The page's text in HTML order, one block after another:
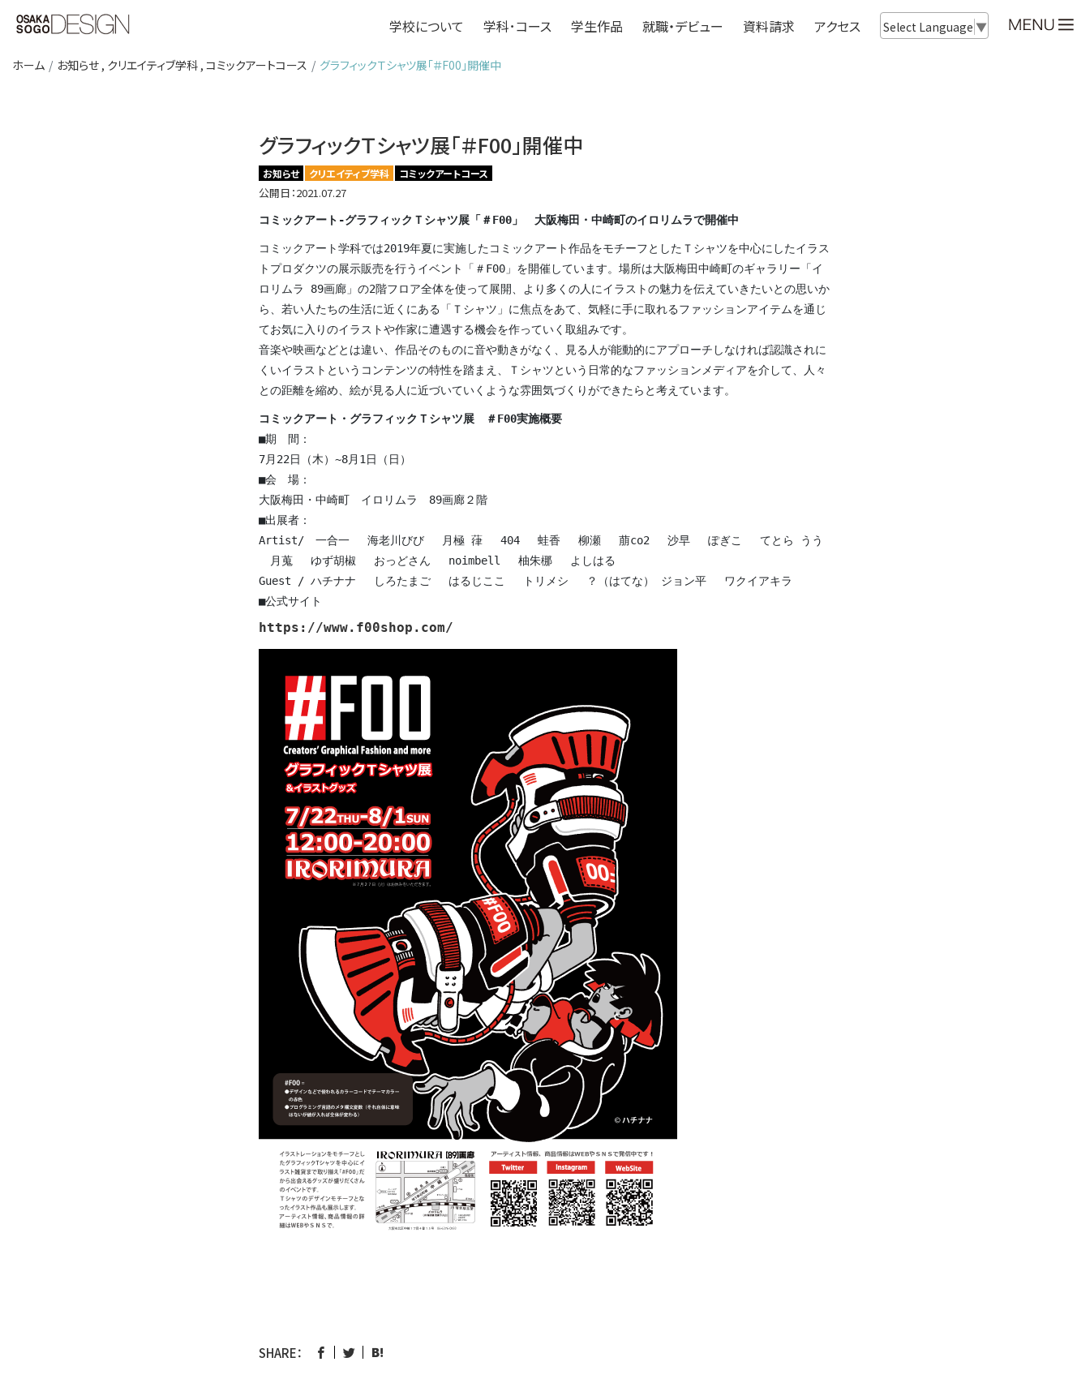
学校について 学科･コース 学生作品 就職・デビュー 資料請求 アクセス Select Language ▼
ホーム お知らせ , クリエイティブ学科 , コミックアートコース グラフィックＴシャツ展「＃F00」開催中
グラフィックＴシャツ展「＃F00」開催中
お知らせ クリエイティブ学科 コミックアートコース
公開日：2021.07.27
コミックアート-グラフィックＴシャツ展「＃F00」 大阪梅田・中崎町のイロリムラで開催中
コミックアート学科では2019年夏に実施したコミックアート作品をモチーフとしたＴシャツを中心にしたイラス
トプロダクツの展示販売を行うイベント「＃F00」を開催しています。場所は大阪梅田中崎町のギャラリー「イ
ロリムラ 89画廊」の2階フロア全体を使って展開、より多くの人にイラストの魅力を伝えていきたいとの思いか
ら、若い人たちの生活に近くにある「Ｔシャツ」に焦点をあて、気軽に手に取れるファッションアイテムを通じ
てお気に入りのイラストや作家に遭遇する機会を作っていく取組みです。
音楽や映画などとは違い、作品そのものに音や動きがなく、見る人が能動的にアプローチしなければ認識されに
くいイラストというコンテンツの特性を踏まえ、Ｔシャツという日常的なファッションメディアを介して、人々
との距離を縮め、絵が見る人に近づいていくような雰囲気づくりができたらと考えています。
コミックアート・グラフィックＴシャツ展 ＃F00実施概要
■期 間：
7月22日（木）~8月1日（日）
■会 場：
大阪梅田・中崎町 イロリムラ 89画廊２階
■出展者：
Artist/ 一合一 海老川びび 月極 葎 404 蛙香 柳瀬 萠co2 沙早 ぽぎこ てとら うう
月蒐 ゆず胡椒 おっどさん noimbell 柚朱梛 よしはる
Guest / ハチナナ しろたまご はるじここ トリメシ ？（はてな） ジョン平 ワクイアキラ
https://www.f00shop.com/
SHARE：